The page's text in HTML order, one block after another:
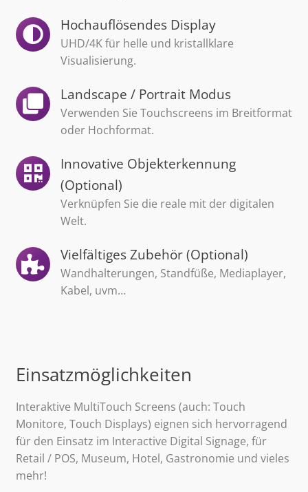
Hochauflösendes Display
UHD/4K für helle und kristallklare
Visualisierung.
Landscape / Portrait Modus
Verwenden Sie Touchscreens im Breitformat
oder Hochformat.
Innovative Objekterkennung
(Optional)
Verknüpfen Sie die reale mit der digitalen
Welt.
Vielfältiges Zubehör (Optional)
Wandhalterungen, Standfüße, Mediaplayer,
Kabel, uvm…
Einsatzmöglichkeiten
Interaktive MultiTouch Screens (auch: Touch
Monitore, Touch Displays) eignen sich hervorragend
für den Einsatz im Interactive Digital Signage, für
Retail / POS, Museum, Hotel, Gastronomie und vieles
mehr!